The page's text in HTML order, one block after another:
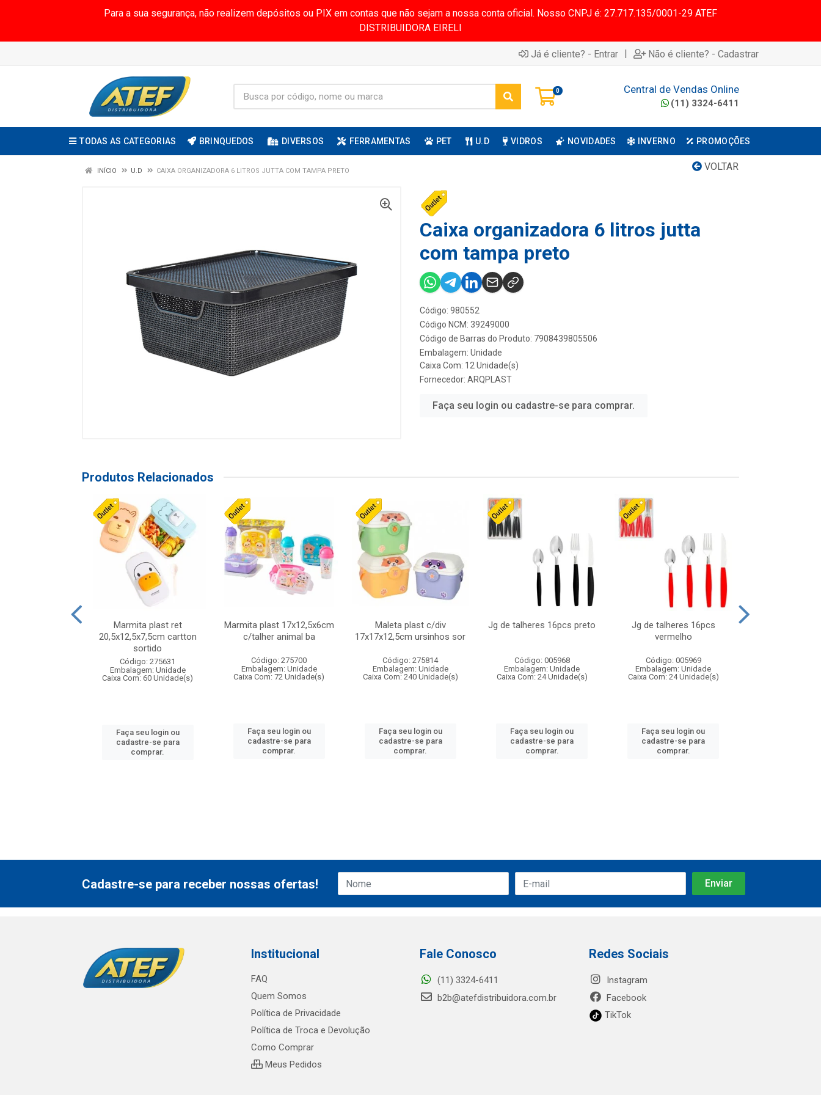
Para a sua segurança, não realizem depósitos ou PIX em contas que não sejam a nossa conta oficial. Nosso CNPJ é: 27.717.135/0001-29 ATEF
DISTRIBUIDORA EIRELI
Já é cliente? - Entrar | Não é cliente? - Cadastrar
0 Central de Vendas Online
(11) 3324-6411
TODAS AS CATEGORIAS BRINQUEDOS DIVERSOS FERRAMENTAS PET U.D VIDROS NOVIDADES INVERNO PROMOÇÕES
VOLTAR
INÍCIO U.D CAIXA ORGANIZADORA 6 LITROS JUTTA COM TAMPA PRETO
Caixa organizadora 6 litros jutta
com tampa preto
Código: 980552
Código NCM: 39249000
Código de Barras do Produto: 7908439805506
Embalagem: Unidade
Caixa Com: 12 Unidade(s)
Fornecedor: ARQPLAST
Faça seu login ou cadastre-se para comprar.
Produtos Relacionados
Marmita plast ret
20,5x12,5x7,5cm cartton
sortido
Código: 275631
Embalagem: Unidade
Caixa Com: 60 Unidade(s)
Faça seu login ou
cadastre-se para
comprar.
Marmita plast 17x12,5x6cm
c/talher animal ba
Código: 275700
Embalagem: Unidade
Caixa Com: 72 Unidade(s)
Faça seu login ou
cadastre-se para
comprar.
Maleta plast c/div
17x17x12,5cm ursinhos sor
Código: 275814
Embalagem: Unidade
Caixa Com: 240 Unidade(s)
Faça seu login ou
cadastre-se para
comprar.
Jg de talheres 16pcs preto
Código: 005968
Embalagem: Unidade
Caixa Com: 24 Unidade(s)
Faça seu login ou
cadastre-se para
comprar.
Jg de talheres 16pcs
vermelho
Código: 005969
Embalagem: Unidade
Caixa Com: 24 Unidade(s)
Faça seu login ou
cadastre-se para
comprar.
Cadastre-se para receber nossas ofertas!
Institucional
FAQ
Quem Somos
Política de Privacidade
Política de Troca e Devolução
Como Comprar
Meus Pedidos
Fale Conosco
(11) 3324-6411
b2b@atefdistribuidora.com.br
Redes Sociais
Instagram
Facebook
TikTok